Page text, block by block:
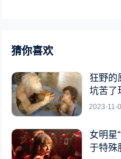
猜你喜欢
狂野的
坑苦了
2023-11-
女明星
于特殊